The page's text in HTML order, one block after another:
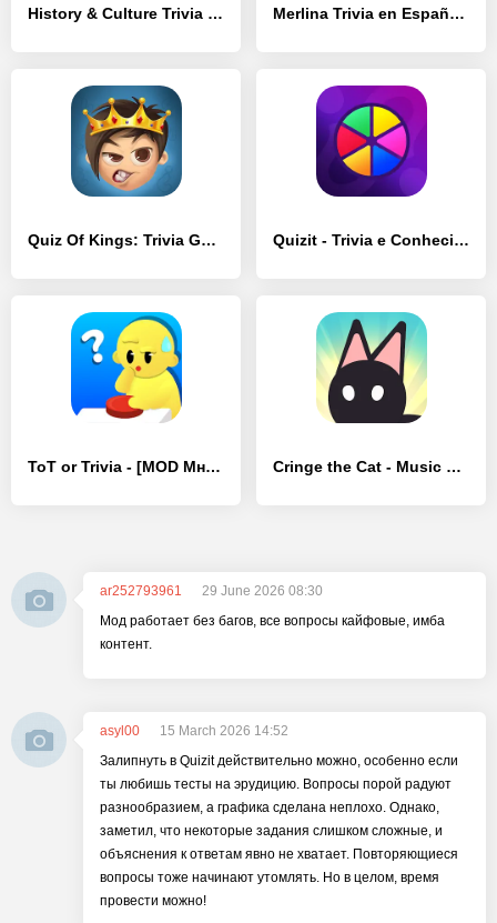
History & Culture Trivia - [MOD Бесконечные монеты] Merlina Trivia en Español - [MOD Много монет]
Quiz Of Kings: Trivia Games - [MOD Много монет] Quizit - Trivia e Conhecimento - [MOD Бесконечные деньги]
ToT or Trivia - [MOD Много монет] Cringe the Cat - Music Game
ar252793961
29 June 2026 08:30
Мод работает без багов, все вопросы кайфовые, имба
контент.
asyl00
15 March 2026 14:52
Залипнуть в Quizit действительно можно, особенно если
ты любишь тесты на эрудицию. Вопросы порой радуют
разнообразием, а графика сделана неплохо. Однако,
заметил, что некоторые задания слишком сложные, и
объяснения к ответам явно не хватает. Повторяющиеся
вопросы тоже начинают утомлять. Но в целом, время
провести можно!